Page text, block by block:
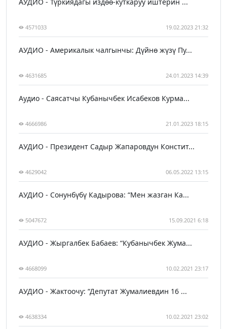
4571033 19.02.2023 21:32
АУДИО - Америкалык чалгынчы: Дүйнө жүзү Пу...
4631685 24.01.2023 14:39
Аудио - Саясатчы Кубанычбек Исабеков Курма...
4666986 21.01.2023 18:15
АУДИО - Президент Садыр Жапаровдун Констит...
4629042 06.05.2022 13:15
АУДИО - Сонунбүбү Кадырова: “Мен жазган Ка...
5047672 15.09.2021 6:18
АУДИО - Жыргалбек Бабаев: “Кубанычбек Жума...
4668099 10.02.2021 23:17
АУДИО - Жактоочу: “Депутат Жумалиевдин 16 ...
4638334 10.02.2021 23:02